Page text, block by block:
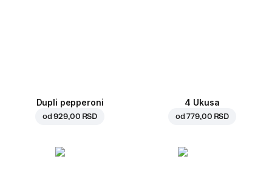
Dupli pepperoni
od929,00 RSD
4 Ukusa
od779,00 RSD